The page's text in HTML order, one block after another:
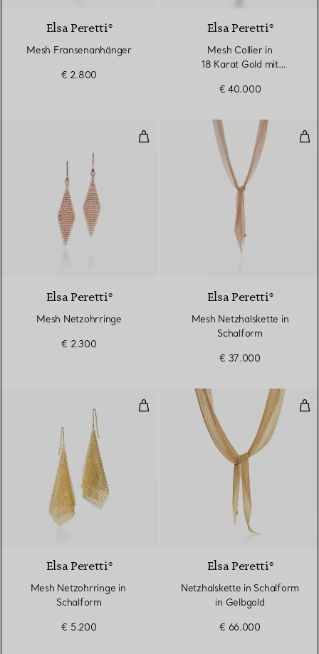
Elsa Peretti®
Mesh Fransenanhänger
€ 2.800
Elsa Peretti®
Mesh Collier in
18 Karat Gold mit
Look
€ 40.000
Mesh Netzohrringe
Elsa Peretti®
Mesh Netzohrringe
€ 2.300
Elsa Peretti®
Mesh Netzhalskette in
Schalform
€ 37.000
Mesh Netzohrringe in Schalform
Elsa Peretti®
Mesh Netzohrringe in
Schalform
€ 5.200
Elsa Peretti®
Netzhalskette in Schalform
in Gelbgold
€ 66.000